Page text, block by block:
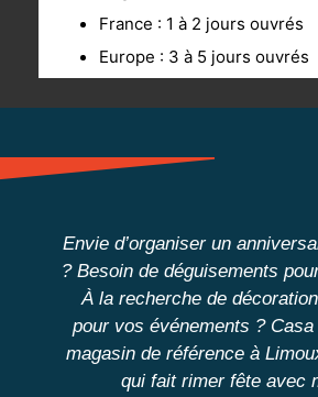
France : 1 à 2 jours ouvrés
Europe : 3 à 5 jours ouvrés
Envie d’organiser un
? Besoin de déguisements
À la recherche de
pour vos événements ?
magasin de référence à
qui fait rimer fête avec